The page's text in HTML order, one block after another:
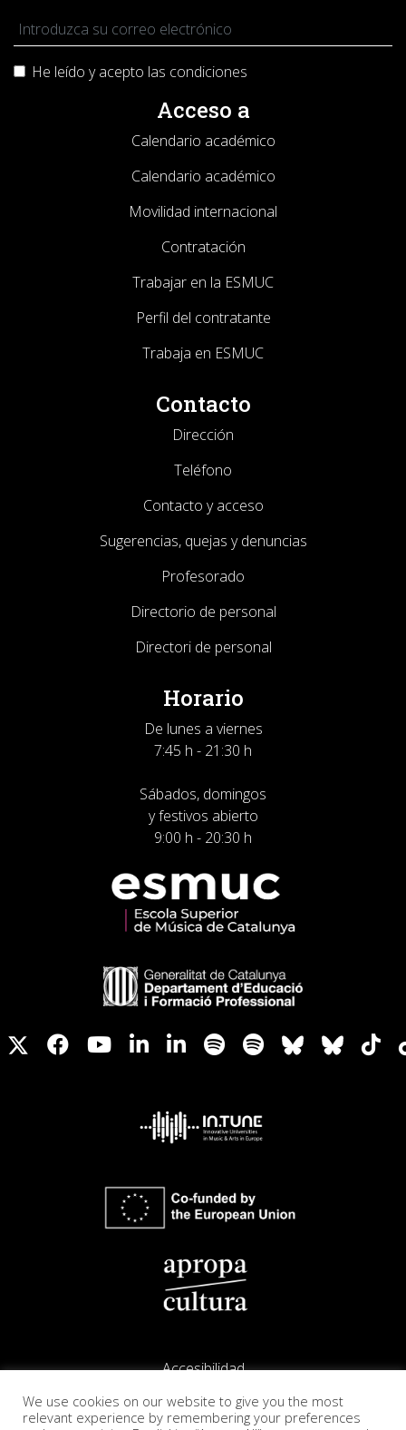
He leído y acepto las condiciones
Acceso a
Calendario académico
Calendario académico
Movilidad internacional
Contratación
Trabajar en la ESMUC
Perfil del contratante
Trabaja en ESMUC
Contacto
Dirección
Teléfono
Contacto y acceso
Sugerencias, quejas y denuncias
Profesorado
Directorio de personal
Directori de personal
Horario
De lunes a viernes
7:45 h - 21:30 h
Sábados, domingos
y festivos abierto
9:00 h - 20:30 h
Accesibilidad
Aviso legal
We use cookies on our website to give you the most
relevant experience by remembering your preferences